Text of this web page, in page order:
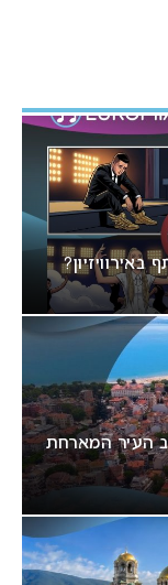
סביב העיר המארחת